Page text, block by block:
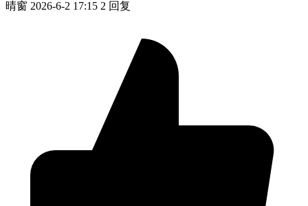
晴窗 2026-6-2 17:15 2 回复